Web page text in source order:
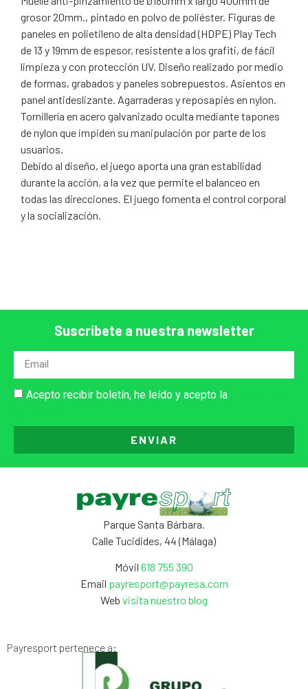
grosor 20mm., pintado en polvo de poliéster. Figuras de
paneles en polietileno de alta densidad (HDPE) Play Tech
de 13 y 19mm de espesor, resistente a los grafiti, de fácil
limpieza y con protección UV. Diseño realizado por medio
de formas, grabados y paneles sobrepuestos. Asientos en
panel antideslizante. Agarraderas y reposapiés en nylon.
Tornillería en acero galvanizado oculta mediante tapones
de nylon que impiden su manipulación por parte de los
usuarios.
Debido al diseño, el juego aporta una gran estabilidad
durante la acción, a la vez que permite el balanceo en
todas las direcciones. El juego fomenta el control corporal
y la socialización.
Suscríbete a nuestra newsletter
Acepto recibir boletín, he leído y acepto la
ENVIAR
Parque Santa Bárbara.
Calle Tucidides, 44 (Málaga)
Móvil 618 755 390
Email payresport@payresa.com
Web visita nuestro blog
Payresport pertenece a: